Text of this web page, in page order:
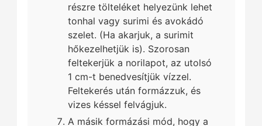
részre tölteléket helyezünk lehet
tonhal vagy surimi és avokádó
szelet. (Ha akarjuk, a surimit
hőkezelhetjük is). Szorosan
feltekerjük a norilapot, az utolsó
1 cm-t benedvesítjük vízzel.
Feltekerés után formázzuk, és
vizes késsel felvágjuk.
A másik formázási mód, hogy a